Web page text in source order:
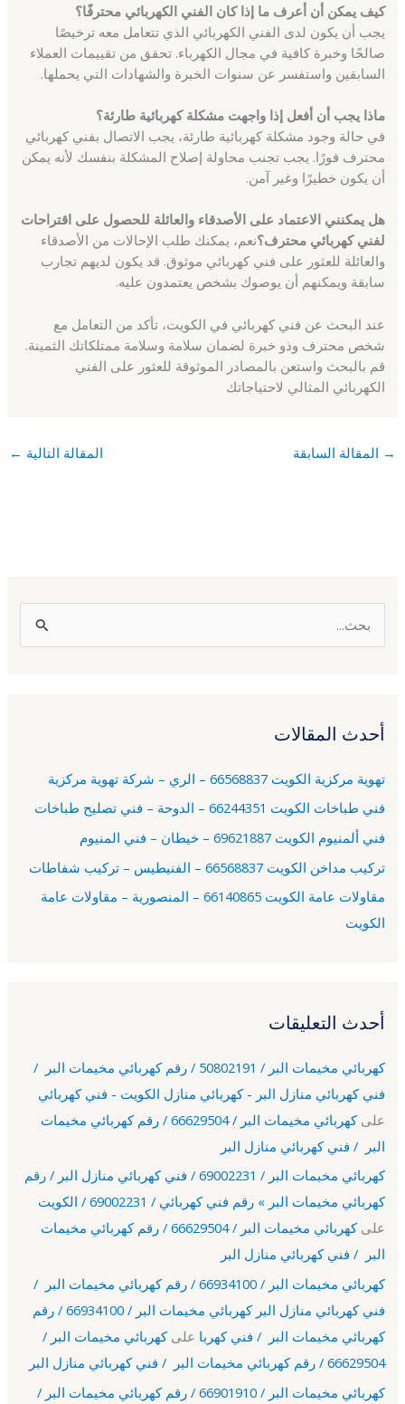
كيف يمكن أن أعرف ما إذا كان الفني الكهربائي محترفًا؟
يجب أن يكون لدى الفني الكهربائي الذي تتعامل معه ترخيصًا
صالحًا وخبرة كافية في مجال الكهرباء. تحقق من تقييمات العملاء
السابقين واستفسر عن سنوات الخبرة والشهادات التي يحملها.
ماذا يجب أن أفعل إذا واجهت مشكلة كهربائية طارئة؟
في حالة وجود مشكلة كهربائية طارئة، يجب الاتصال بفني كهربائي
محترف فورًا. يجب تجنب محاولة إصلاح المشكلة بنفسك لأنه يمكن
أن يكون خطيرًا وغير آمن.
هل يمكنني الاعتماد على الأصدقاء والعائلة للحصول على اقتراحات
لفني كهربائي محترف؟نعم، يمكنك طلب الإحالات من الأصدقاء
والعائلة للعثور على فني كهربائي موثوق. قد يكون لديهم تجارب
سابقة ويمكنهم أن يوصوك بشخص يعتمدون عليه.
عند البحث عن فني كهربائي في الكويت، تأكد من التعامل مع
شخص محترف وذو خبرة لضمان سلامة وسلامة ممتلكاتك الثمينة.
قم بالبحث واستعن بالمصادر الموثوقة للعثور على الفني
الكهربائي المثالي لاحتياجاتك
→ المقالة السابقة المقالة التالية ←
ث
ن
:
أحدث المقالات
تهوية مركزية الكويت 66568837 – الري – شركة تهوية مركزية
فني طباخات الكويت 66244351 – الدوحة – فني تصليح طباخات
فني ألمنيوم الكويت 69621887 – خيطان – فني المنيوم
تركيب مداخن الكويت 66568837 – الفنيطيس – تركيب شفاطات
مقاولات عامة الكويت 66140865 – المنصورية – مقاولات عامة
الكويت
أحدث التعليقات
كهربائي مخيمات البر / 50802191 / رقم كهربائي مخيمات البر /
فني كهربائي منازل البر - كهربائي منازل الكويت - فني كهربائي
على
كهربائي مخيمات البر / 66629504 / رقم كهربائي مخيمات
البر / فني كهربائي منازل البر
كهربائي مخيمات البر / 69002231 / فني كهربائي منازل البر / رقم
كهربائي مخيمات البر » رقم فني كهربائي / 69002231 / الكويت
على
كهربائي مخيمات البر / 66629504 / رقم كهربائي مخيمات
البر / فني كهربائي منازل البر
كهربائي مخيمات البر / 66934100 / رقم كهربائي مخيمات البر /
فني كهربائي منازل البر كهربائي مخيمات البر / 66934100 / رقم
كهربائي مخيمات البر / فني كهربا علىكهربائي مخيمات البر /
66629504 / رقم كهربائي مخيمات البر / فني كهربائي منازل البر
كهربائي مخيمات البر / 66901910 / رقم كهربائي مخيمات البر /